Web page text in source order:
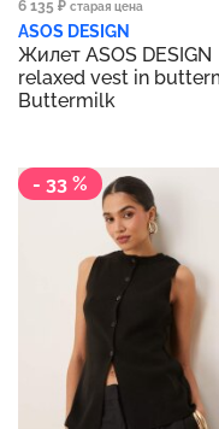
6 135 ₽ старая цена
ASOS DESIGN
Жилет ASOS DESIGN
relaxed vest in
Buttermilk
- 33 %